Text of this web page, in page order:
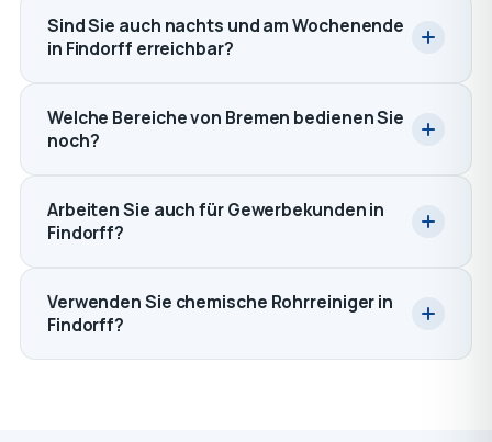
Sind Sie auch nachts und am Wochenende
in Findorff erreichbar?
Welche Bereiche von Bremen bedienen Sie
noch?
Arbeiten Sie auch für Gewerbekunden in
Findorff?
Verwenden Sie chemische Rohrreiniger in
Findorff?